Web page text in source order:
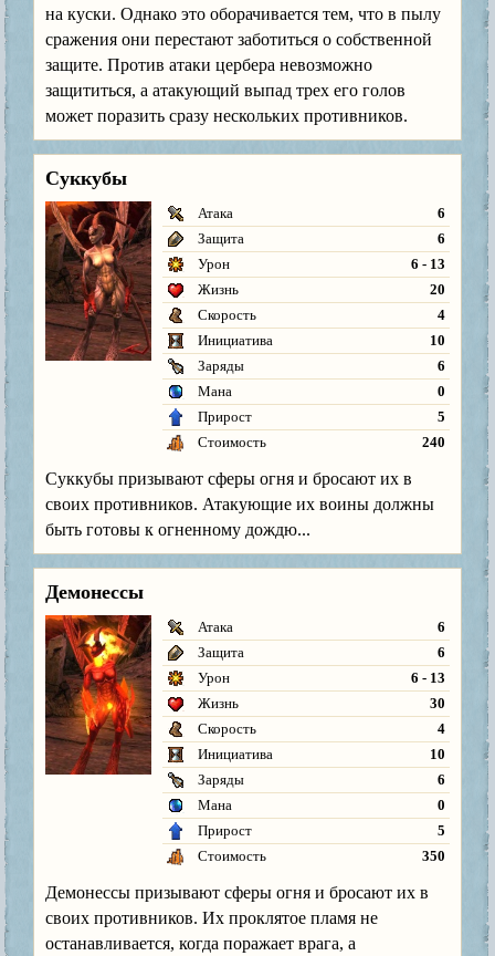
на куски. Однако это оборачивается тем, что в пылу
сражения они перестают заботиться о собственной
защите. Против атаки цербера невозможно
защититься, а атакующий выпад трех его голов
может поразить сразу нескольких противников.
Суккубы
Атака
6
Защита
6
Урон
6 - 13
Жизнь
20
Скорость
4
Инициатива
10
Заряды
6
Мана
0
Прирост
5
Стоимость
240
Суккубы призывают сферы огня и бросают их в
своих противников. Атакующие их воины должны
быть готовы к огненному дождю...
Демонессы
Атака
6
Защита
6
Урон
6 - 13
Жизнь
30
Скорость
4
Инициатива
10
Заряды
6
Мана
0
Прирост
5
Стоимость
350
Демонессы призывают сферы огня и бросают их в
своих противников. Их проклятое пламя не
останавливается, когда поражает врага, а